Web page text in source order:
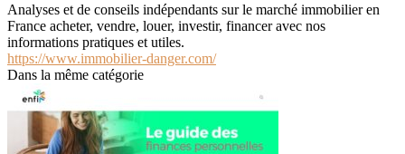
Analyses et de conseils indépendants sur le marché immobilier en
France acheter, vendre, louer, investir, financer avec nos
informations pratiques et utiles.
https://www.immobilier-danger.com/
Dans la même catégorie